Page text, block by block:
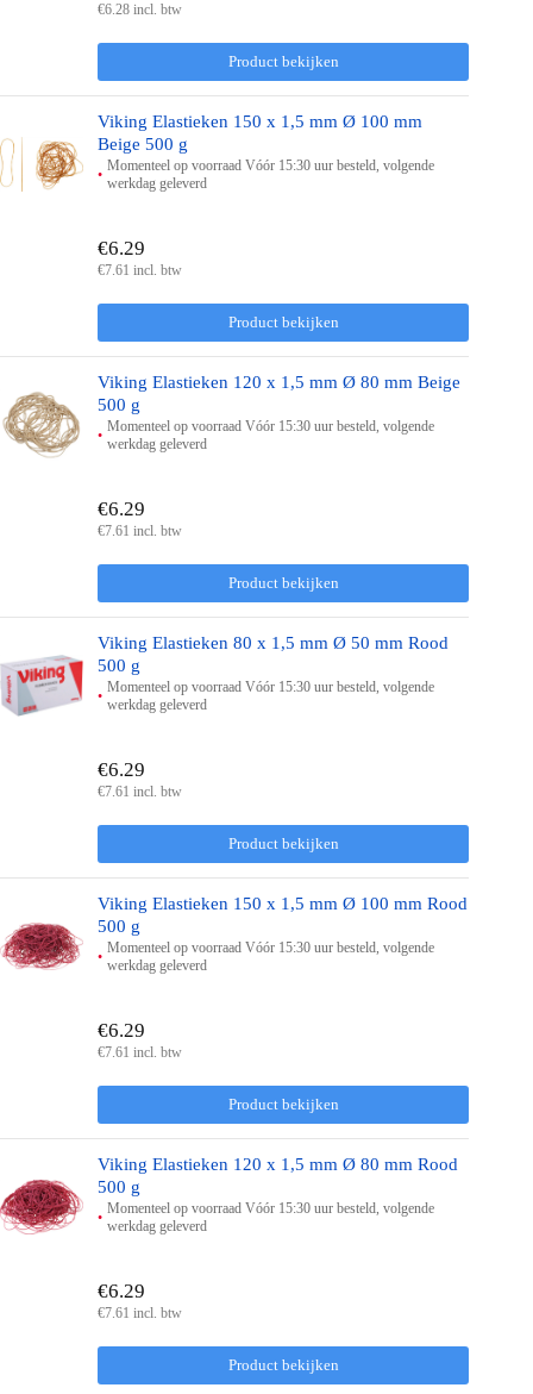
Product bekijken
€6.28 incl. btw
Viking Elastieken 150 x 1,5 mm Ø 100 mm
Beige 500 g
Momenteel op voorraad Vóór 15:30 uur besteld, volgende
werkdag geleverd
Product bekijken
€6.29
€7.61 incl. btw
Viking Elastieken 120 x 1,5 mm Ø 80 mm Beige
500 g
Momenteel op voorraad Vóór 15:30 uur besteld, volgende
werkdag geleverd
Product bekijken
€6.29
€7.61 incl. btw
Viking Elastieken 80 x 1,5 mm Ø 50 mm Rood
500 g
Momenteel op voorraad Vóór 15:30 uur besteld, volgende
werkdag geleverd
Product bekijken
€6.29
€7.61 incl. btw
Viking Elastieken 150 x 1,5 mm Ø 100 mm Rood
500 g
Momenteel op voorraad Vóór 15:30 uur besteld, volgende
werkdag geleverd
Product bekijken
€6.29
€7.61 incl. btw
Viking Elastieken 120 x 1,5 mm Ø 80 mm Rood
500 g
Momenteel op voorraad Vóór 15:30 uur besteld, volgende
werkdag geleverd
Product bekijken
€6.29
€7.61 incl. btw